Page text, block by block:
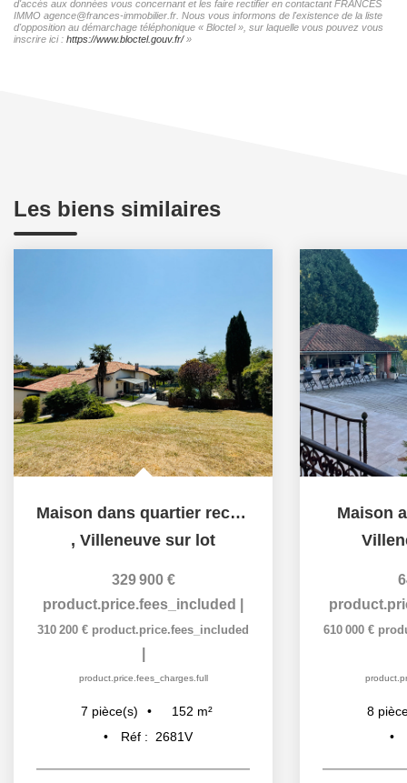
d'accès aux données vous concernant et les faire rectifier en contactant FRANCES
IMMO agence@frances-immobilier.fr. Nous vous informons de l'existence de la liste
d'opposition au démarchage téléphonique « Bloctel », sur laquelle vous pouvez vous
inscrire ici : https://www.bloctel.gouv.fr/»
Les biens similaires
Maison dans quartier recherché avec beaux volumes et piscine
, Villeneuve sur lot
329 900 €
product.price.fees_included
310 200 € product.price.fees_included
product.price.fees_charges.full
7 pièce(s) 152 m²
Réf :
2681V
Maison
610 000 €
8